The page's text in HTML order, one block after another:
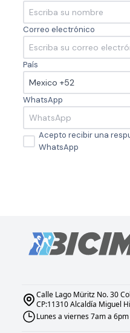
Correo electrónico
País
WhatsApp
Acepto recibir una
WhatsApp
Calle Lago Müritz No. 30
CP:11310 Alcaldía Miguel
Lunes a viernes 7am a